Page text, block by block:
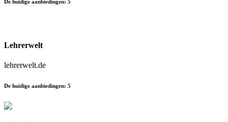
De huidige aanbiedingen: 5
Lehrerwelt
lehrerwelt.de
De huidige aanbiedingen: 5